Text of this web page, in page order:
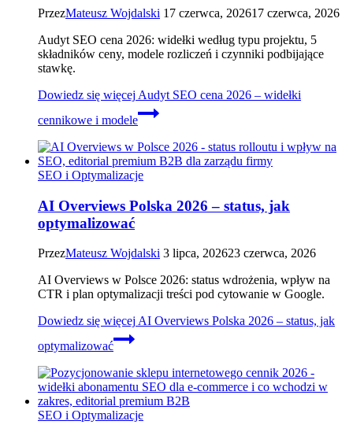
PrzezMateusz Wojdalski 17 czerwca, 202617 czerwca, 2026
Audyt SEO cena 2026: widełki według typu projektu, 5
składników ceny, modele rozliczeń i czynniki podbijające
stawkę.
Dowiedz się więcej Audyt SEO cena 2026 – widełki
cennikowe i modele
SEO i Optymalizacje
AI Overviews Polska 2026 – status, jak
optymalizować
PrzezMateusz Wojdalski 3 lipca, 202623 czerwca, 2026
AI Overviews w Polsce 2026: status wdrożenia, wpływ na
CTR i plan optymalizacji treści pod cytowanie w Google.
Dowiedz się więcej AI Overviews Polska 2026 – status, jak
optymalizować
SEO i Optymalizacje